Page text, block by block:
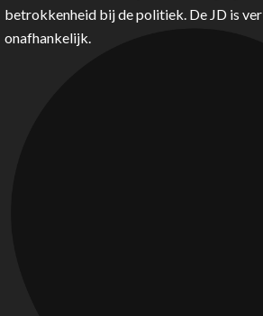
betrokkenheid bij de politiek. De JD is
onafhankelijk.